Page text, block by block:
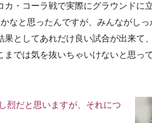
・コーラ戦で実際にグラウンドに
なと思ったんですが、みんながし
としてあれだけ良い試合が出来て
では気を抜いちゃいけないと思って
だと思いますが、それにつ